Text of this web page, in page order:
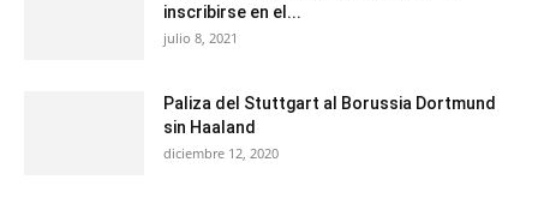
inscribirse en el...
julio 8, 2021
Paliza del Stuttgart al Borussia Dortmund
sin Haaland
diciembre 12, 2020